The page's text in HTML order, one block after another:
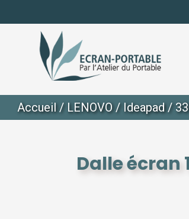
Accueil/ LENOVO/ Ideapad/
Dalle écran